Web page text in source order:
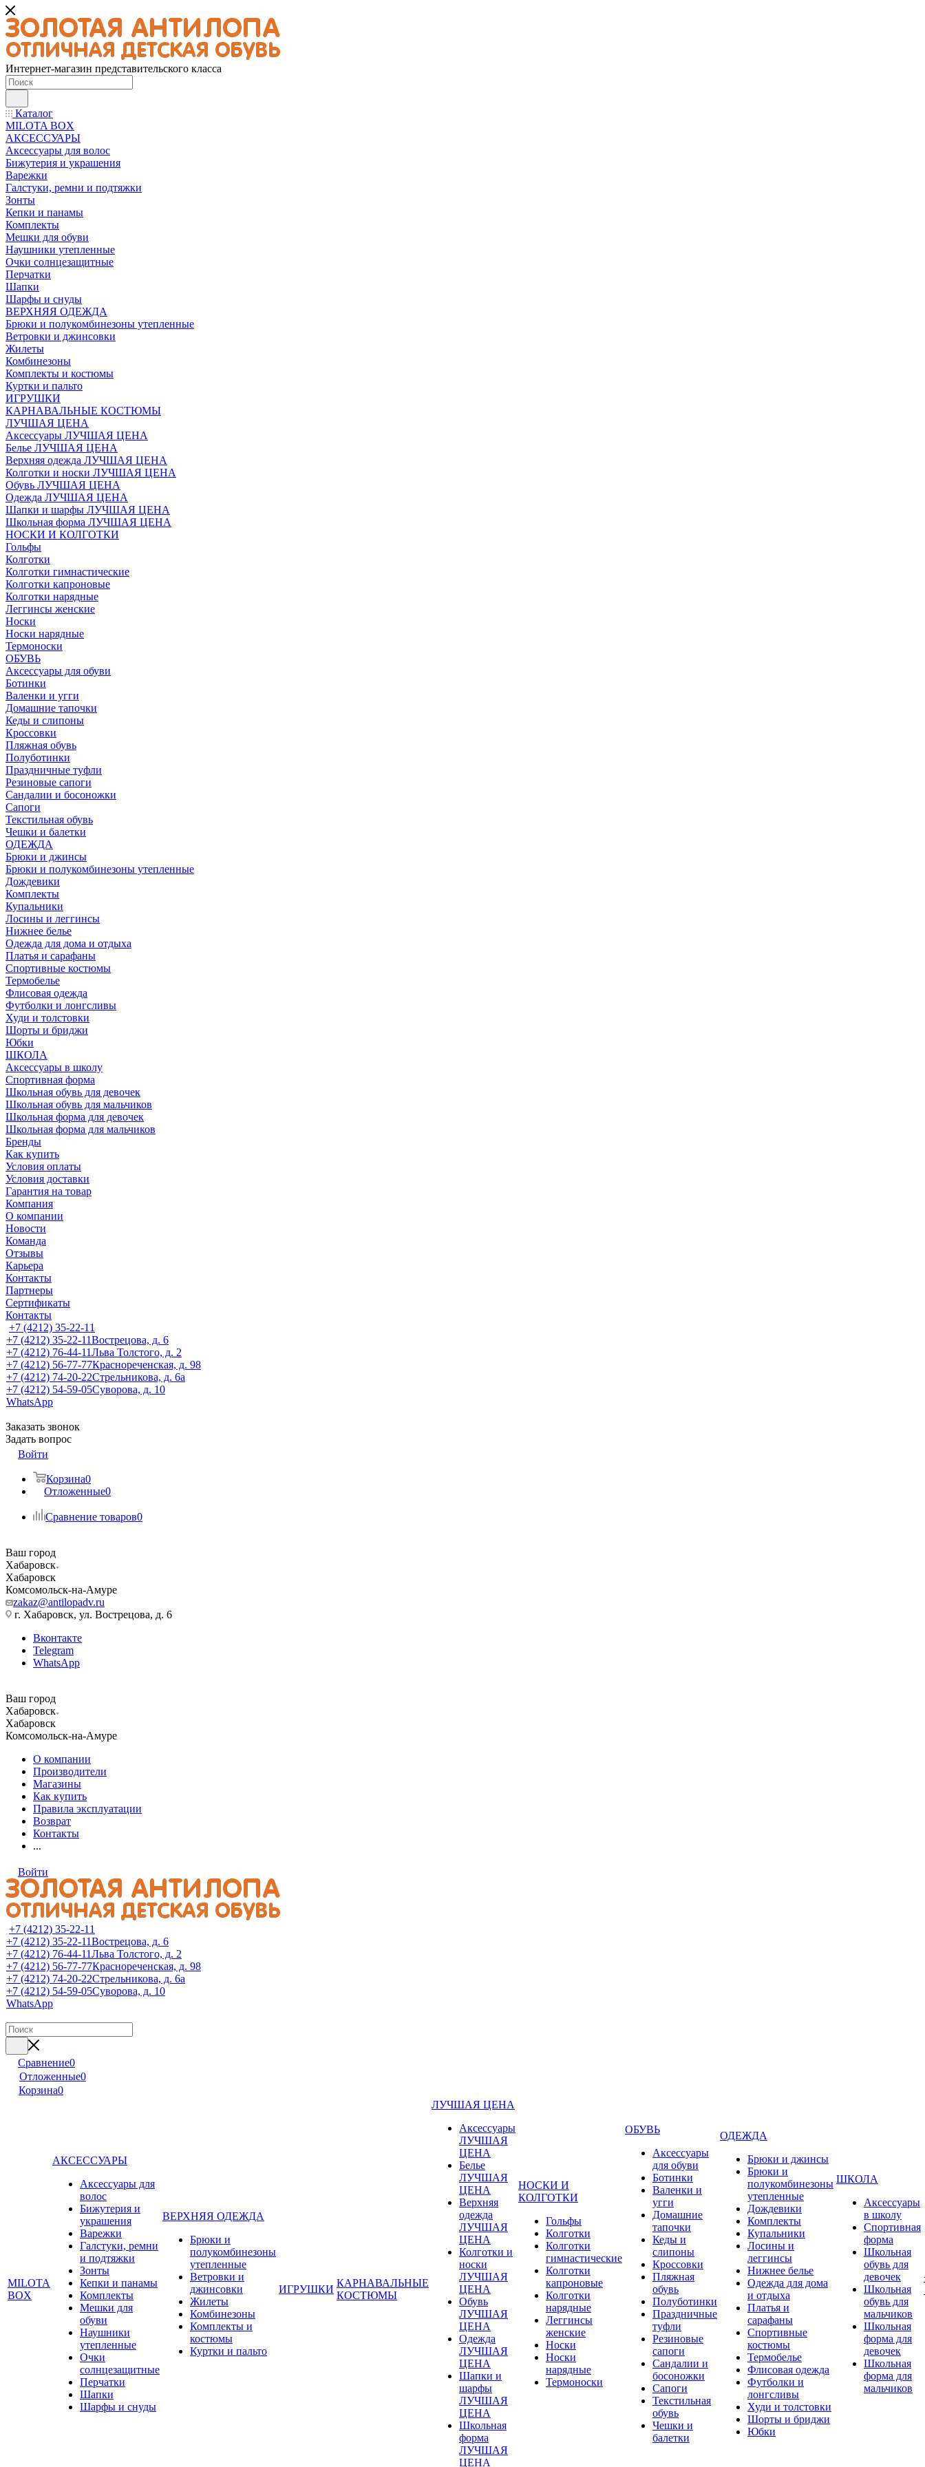
Интернет-магазин представительского класса
Каталог
MILOTA BOX
АКСЕССУАРЫ
Аксессуары для волос
Бижутерия и украшения
Варежки
Галстуки, ремни и подтяжки
Зонты
Кепки и панамы
Комплекты
Мешки для обуви
Наушники утепленные
Очки солнцезащитные
Перчатки
Шапки
Шарфы и снуды
ВЕРХНЯЯ ОДЕЖДА
Брюки и полукомбинезоны утепленные
Ветровки и джинсовки
Жилеты
Комбинезоны
Комплекты и костюмы
Куртки и пальто
ИГРУШКИ
КАРНАВАЛЬНЫЕ КОСТЮМЫ
ЛУЧШАЯ ЦЕНА
Аксессуары ЛУЧШАЯ ЦЕНА
Белье ЛУЧШАЯ ЦЕНА
Верхняя одежда ЛУЧШАЯ ЦЕНА
Колготки и носки ЛУЧШАЯ ЦЕНА
Обувь ЛУЧШАЯ ЦЕНА
Одежда ЛУЧШАЯ ЦЕНА
Шапки и шарфы ЛУЧШАЯ ЦЕНА
Школьная форма ЛУЧШАЯ ЦЕНА
НОСКИ И КОЛГОТКИ
Гольфы
Колготки
Колготки гимнастические
Колготки капроновые
Колготки нарядные
Леггинсы женские
Носки
Носки нарядные
Термоноски
ОБУВЬ
Аксессуары для обуви
Ботинки
Валенки и угги
Домашние тапочки
Кеды и слипоны
Кроссовки
Пляжная обувь
Полуботинки
Праздничные туфли
Резиновые сапоги
Сандалии и босоножки
Сапоги
Текстильная обувь
Чешки и балетки
ОДЕЖДА
Брюки и джинсы
Брюки и полукомбинезоны утепленные
Дождевики
Комплекты
Купальники
Лосины и леггинсы
Нижнее белье
Одежда для дома и отдыха
Платья и сарафаны
Спортивные костюмы
Термобелье
Флисовая одежда
Футболки и лонгсливы
Худи и толстовки
Шорты и бриджи
Юбки
ШКОЛА
Аксессуары в школу
Спортивная форма
Школьная обувь для девочек
Школьная обувь для мальчиков
Школьная форма для девочек
Школьная форма для мальчиков
Бренды
Как купить
Условия оплаты
Условия доставки
Гарантия на товар
Компания
О компании
Новости
Команда
Отзывы
Карьера
Контакты
Партнеры
Сертификаты
Контакты
+7 (4212) 35-22-11
+7 (4212) 35-22-11Вострецова, д. 6
+7 (4212) 76-44-11Льва Толстого, д. 2
+7 (4212) 56-77-77Краснореченская, д. 98
+7 (4212) 74-20-22Стрельникова, д. 6а
+7 (4212) 54-59-05Суворова, д. 10
WhatsApp
Заказать звонок
Задать вопрос
Войти
Корзина0
Отложенные0
Сравнение товаров0
Ваш город
Хабаровск
Хабаровск
Комсомольск-на-Амуре
zakaz@antilopadv.ru
г. Хабаровск, ул. Вострецова, д. 6
Вконтакте
Telegram
WhatsApp
Ваш город
Хабаровск
Хабаровск
Комсомольск-на-Амуре
О компании
Производители
Магазины
Как купить
Правила эксплуатации
Возврат
Контакты
...
Войти
+7 (4212) 35-22-11
+7 (4212) 35-22-11Вострецова, д. 6
+7 (4212) 76-44-11Льва Толстого, д. 2
+7 (4212) 56-77-77Краснореченская, д. 98
+7 (4212) 74-20-22Стрельникова, д. 6а
+7 (4212) 54-59-05Суворова, д. 10
WhatsApp
Сравнение0
Отложенные0
Корзина0
MILOTA
BOX
АКСЕССУАРЫ
Аксессуары для
волос
Бижутерия и
украшения
Варежки
Галстуки, ремни
и подтяжки
Зонты
Кепки и панамы
Комплекты
Мешки для
обуви
Наушники
утепленные
Очки
солнцезащитные
Перчатки
Шапки
Шарфы и снуды
ВЕРХНЯЯ ОДЕЖДА
Брюки и
полукомбинезоны
утепленные
Ветровки и
джинсовки
Жилеты
Комбинезоны
Комплекты и
костюмы
Куртки и пальто
ИГРУШКИ
КАРНАВАЛЬНЫЕ
КОСТЮМЫ
ЛУЧШАЯ ЦЕНА
Аксессуары
ЛУЧШАЯ
ЦЕНА
Белье
ЛУЧШАЯ
ЦЕНА
Верхняя
одежда
ЛУЧШАЯ
ЦЕНА
Колготки и
носки
ЛУЧШАЯ
ЦЕНА
Обувь
ЛУЧШАЯ
ЦЕНА
Одежда
ЛУЧШАЯ
ЦЕНА
Шапки и
шарфы
ЛУЧШАЯ
ЦЕНА
Школьная
форма
ЛУЧШАЯ
ЦЕНА
НОСКИ И
КОЛГОТКИ
Гольфы
Колготки
Колготки
гимнастические
Колготки
капроновые
Колготки
нарядные
Леггинсы
женские
Носки
Носки
нарядные
Термоноски
ОБУВЬ
Аксессуары
для обуви
Ботинки
Валенки и
угги
Домашние
тапочки
Кеды и
слипоны
Кроссовки
Пляжная
обувь
Полуботинки
Праздничные
туфли
Резиновые
сапоги
Сандалии и
босоножки
Сапоги
Текстильная
обувь
Чешки и
балетки
ОДЕЖДА
Брюки и джинсы
Брюки и
полукомбинезоны
утепленные
Дождевики
Комплекты
Купальники
Лосины и
леггинсы
Нижнее белье
Одежда для дома
и отдыха
Платья и
сарафаны
Спортивные
костюмы
Термобелье
Флисовая одежда
Футболки и
лонгсливы
Худи и толстовки
Шорты и бриджи
Юбки
ШКОЛА
Аксессуары
в школу
Спортивная
форма
Школьная
обувь для
девочек
Школьная
обувь для
мальчиков
Школьная
форма для
девочек
Школьная
форма для
мальчиков